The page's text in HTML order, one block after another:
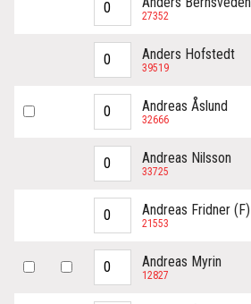
27352
Anders Hofstedt
39519
Andreas Åslund
32666
Andreas Nilsson
33725
Andreas Fridner (F)
21553
Andreas Myrin
12827